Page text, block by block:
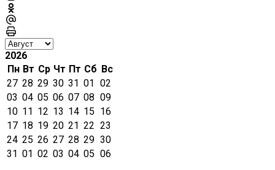
2026
Пн Вт Ср Чт Пт Сб Вс
27 28 29 30 31 01 02
03 04 05 06 07 08 09
10 11 12 13 14 15 16
17 18 19 20 21 22 23
24 25 26 27 28 29 30
31 01 02 03 04 05 06